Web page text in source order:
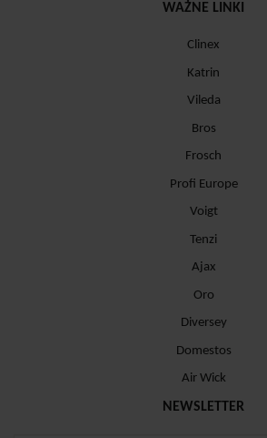
WAŻNE LINKI
Clinex
Katrin
Vileda
Bros
Frosch
Profi Europe
Voigt
Tenzi
Ajax
Oro
Diversey
Domestos
Air Wick
NEWSLETTER